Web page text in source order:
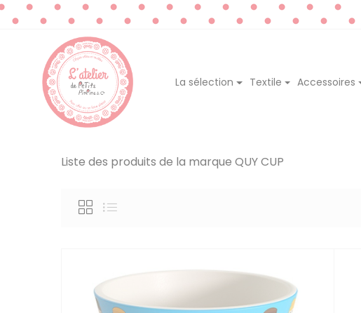
La sélection Textile Accessoires
Liste des produits de la marque QUY CUP